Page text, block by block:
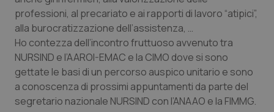
Piemonte
Provincia Autonoma di Bolzano
Provincia Autonoma di Trento
HIV
Infezioni & Febbre
Ipertensione & Scompenso
professioni, al precariato e ai rapporti di lavoro “atipici”,
alla burocratizzazione dell’assistenza, …
Ho contezza dell’incontro fruttuoso avvenuto tra
NURSIND e l’AAROI-EMAC e la CIMO dove si sono
gettate le basi di un percorso auspico unitario e sono
a conoscenza di prossimi appuntamenti da parte del
segretario nazionale NURSIND con l’ANAAO e la FIMMG.